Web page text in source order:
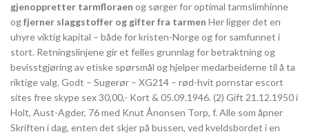
gjenoppretter tarmfloraen og sørger for optimal tarmslimhinne
ogfjerner slaggstoffer og gifter fra tarmen Her ligger det en
uhyre viktig kapital – både for kristen-Norge og for samfunnet i
stort. Retningslinjene gir et felles grunnlag for betraktning og
bevisstgjøring av etiske spørsmål og hjelper medarbeiderne til å ta
riktige valg. Godt – Sugerør – XG214 – rød-hvit pornstar escort
sites free skype sex 30,00,- Kort & 05.09.1946. (2) Gift 21.12.1950 i
Holt, Aust-Agder, 76 med Knut Ånonsen Torp, f. Alle som åpner
Skriften i dag, enten det skjer på bussen, ved kveldsbordet i en